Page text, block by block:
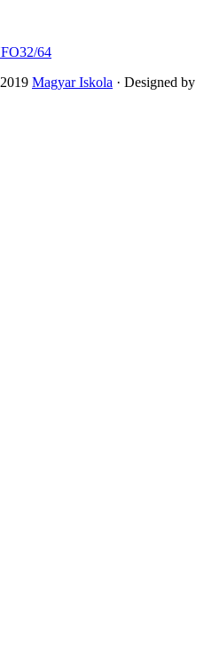
64
Magyar Iskola · Designed by